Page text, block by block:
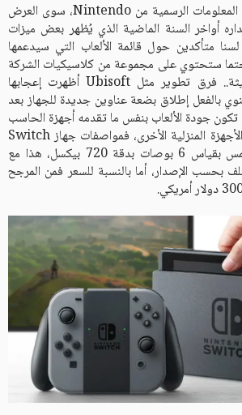
لم نحصل على الكثير من المعلومات الرسمية من Nintendo، سوى العرض
أواخر السنة الماضية الذي يُظهر بعض ميزات
متأكدين حول قائمة الألعاب التي سيدعمها
ستحتوي على مجموعة من كلاسيكيات الشركة
وبعضٍ من ألعابها الحديثة.. فرق تطوير مثل Ubisoft أظهرت إعجابها
بالفعل إطلاق بضعة عناوين جديدة للجهاز بعد
تكون جودة الألعاب بنفس ما تقدمه أجهزة الحاسب
الشخصي، أو على الأقل الأجهزة المنزلية الأخرى، فمواصفات جهاز Switch
تتضمن شاشة تدعم اللمس بقياس 6 بوصات بدقة 720 بيكسل، هذا مع
الإصدار، أما بالنسبة للسعر فمن المرجح